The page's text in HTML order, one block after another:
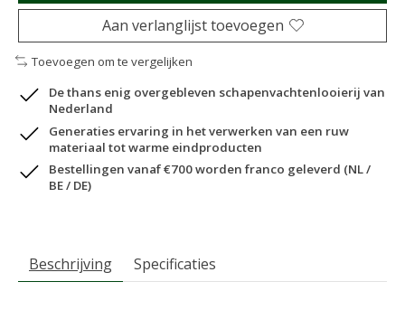
Aan verlanglijst toevoegen
Toevoegen om te vergelijken
De thans enig overgebleven schapenvachtenlooierij van
Nederland
Generaties ervaring in het verwerken van een ruw
materiaal tot warme eindproducten
Bestellingen vanaf €700 worden franco geleverd (NL /
BE / DE)
Beschrijving Specificaties